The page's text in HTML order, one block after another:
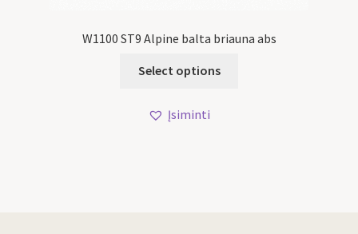
W1100 ST9 Alpine balta briauna abs
Select options
Įsiminti